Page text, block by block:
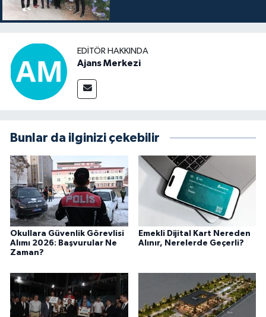
EDITÖR HAKKINDA
Ajans Merkezi
Bunlar da ilginizi çekebilir
Okullara Güvenlik Görevlisi
Alımı 2026: Başvurular Ne
Zaman?
Emekli Dijital Kart Nereden
Alınır, Nerelerde Geçerli?